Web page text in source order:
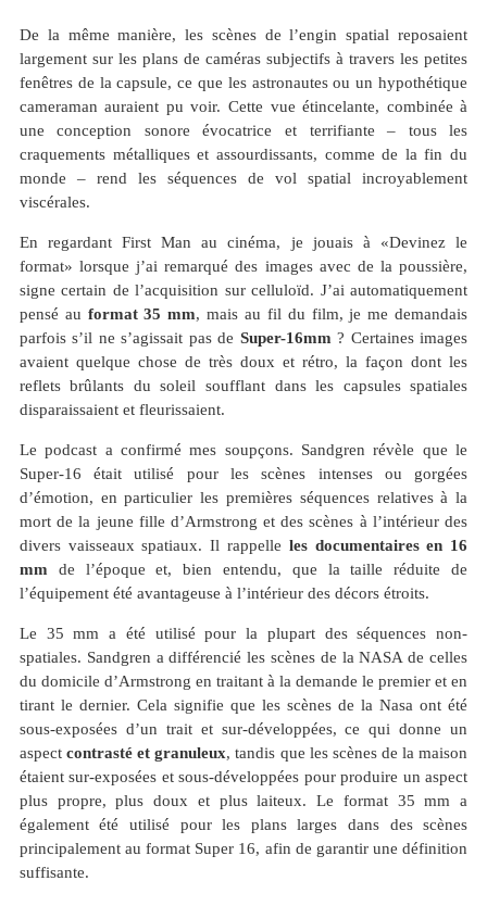
De la même manière, les scènes de l’engin spatial reposaient
largement sur les plans de caméras subjectifs à travers les petites
fenêtres de la capsule, ce que les astronautes ou un hypothétique
cameraman auraient pu voir. Cette vue étincelante, combinée à
une conception sonore évocatrice et terrifiante – tous les
craquements métalliques et assourdissants, comme de la fin du
monde – rend les séquences de vol spatial incroyablement
viscérales.
En regardant First Man au cinéma, je jouais à «Devinez le
format» lorsque j’ai remarqué des images avec de la poussière,
signe certain de l’acquisition sur celluloïd. J’ai automatiquement
pensé au format 35 mm, mais au fil du film, je me demandais
parfois s’il ne s’agissait pas de Super-16mm ? Certaines images
avaient quelque chose de très doux et rétro, la façon dont les
reflets brûlants du soleil soufflant dans les capsules spatiales
disparaissaient et fleurissaient.
Le podcast a confirmé mes soupçons. Sandgren révèle que le
Super-16 était utilisé pour les scènes intenses ou gorgées
d’émotion, en particulier les premières séquences relatives à la
mort de la jeune fille d’Armstrong et des scènes à l’intérieur des
divers vaisseaux spatiaux. Il rappelle les documentaires en 16
mm de l’époque et, bien entendu, que la taille réduite de
l’équipement été avantageuse à l’intérieur des décors étroits.
Le 35 mm a été utilisé pour la plupart des séquences non-
spatiales. Sandgren a différencié les scènes de la NASA de celles
du domicile d’Armstrong en traitant à la demande le premier et en
tirant le dernier. Cela signifie que les scènes de la Nasa ont été
sous-exposées d’un trait et sur-développées, ce qui donne un
aspectcontrasté et granuleux, tandis que les scènes de la maison
étaient sur-exposées et sous-développées pour produire un aspect
plus propre, plus doux et plus laiteux. Le format 35 mm a
également été utilisé pour les plans larges dans des scènes
principalement au format Super 16, afin de garantir une définition
suffisante.